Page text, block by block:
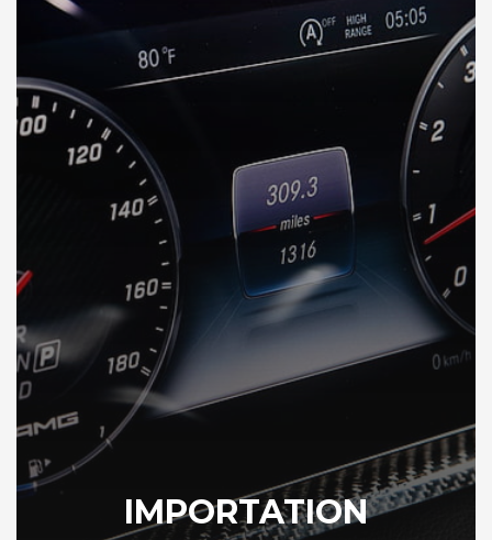
DÉCOUVREZ VOTRE INSPECTION AUTO en Afrique du Sud
IMPORTATION